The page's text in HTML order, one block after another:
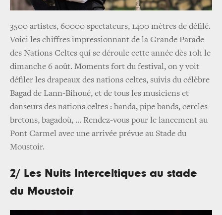
3500 artistes, 60000 spectateurs, 1400 mètres de défilé.
Voici les chiffres impressionnant de la Grande Parade
des Nations Celtes qui se déroule cette année dès 10h le
dimanche 6 août. Moments fort du festival, on y voit
défiler les drapeaux des nations celtes, suivis du célèbre
Bagad de Lann-Bihoué, et de tous les musiciens et
danseurs des nations celtes : banda, pipe bands, cercles
bretons, bagadoù, … Rendez-vous pour le lancement au
Pont Carmel avec une arrivée prévue au Stade du
Moustoir.
2/ Les Nuits Interceltiques au stade
du Moustoir